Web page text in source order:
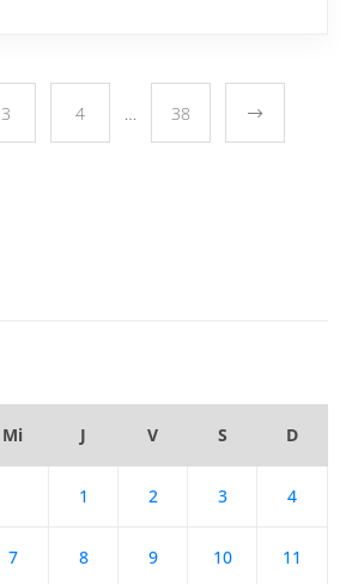
3 4 … 38
Mi J V S D
1 2 3 4
7 8 9 10 11